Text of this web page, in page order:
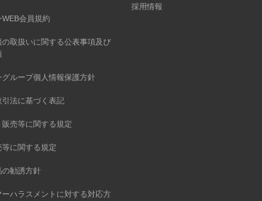
WEB会員規約
の取扱いに関する公表事項及び
グループ個人情報保護方針
引法に基づく表記
販売等に関する規定
等に関する規定
の勧誘方針
ーハラスメントに対する対応方
採用情報